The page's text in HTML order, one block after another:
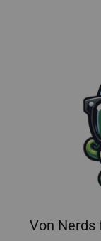
Von Nerds